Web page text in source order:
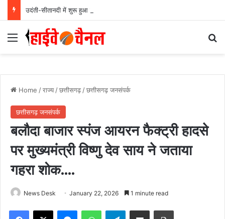
Menu
Home /राज्य /छत्तीसगढ़ /छत्तीसगढ़ जनसंपर्क
छत्तीसगढ़ जनसंपर्क
बलौदा बाजार स्पंज आयरन फैक्ट्री हादसे
पर मुख्यमंत्री विष्णु देव साय ने जताया
गहरा शोक….
News Desk January 22, 2026 1 minute read
Facebook
X MessengerWhatsAppTelegramShare via Email Print